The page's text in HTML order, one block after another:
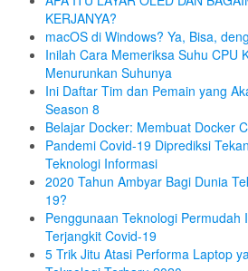
KERJANYA?
macOS di Windows? Ya, Bisa,
Inilah Cara Memeriksa Suhu CPU
Menurunkan Suhunya
Ini Daftar Tim dan Pemain yang
Season 8
Belajar Docker: Membuat Docker
Pandemi Covid-19 Diprediksi
Teknologi Informasi
2020 Tahun Ambyar Bagi Dunia
19?
Penggunaan Teknologi Permudah
Terjangkit Covid-19
5 Trik Jitu Atasi Performa Laptop